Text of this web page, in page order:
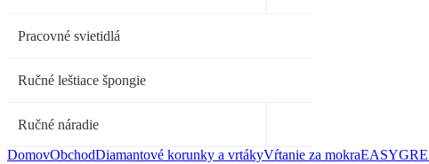
Pracovné svietidlá
Ručné leštiace špongie
Ručné náradie
DomovObchodDiamantové korunky a vrtákyVŕtanie za mokra